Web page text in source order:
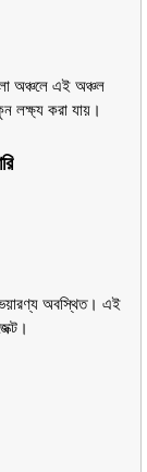
অঞ্চলে এই অঞ্চল
লক্ষ্য করা যায়।
অবস্থিত। এই